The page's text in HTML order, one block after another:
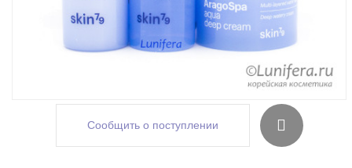
Сообщить о поступлении